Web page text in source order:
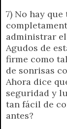
7) No hay
administrar
Agudos de
firme como
de sonrisas
Ahora dice
seguridad y
tan fácil de
antes?